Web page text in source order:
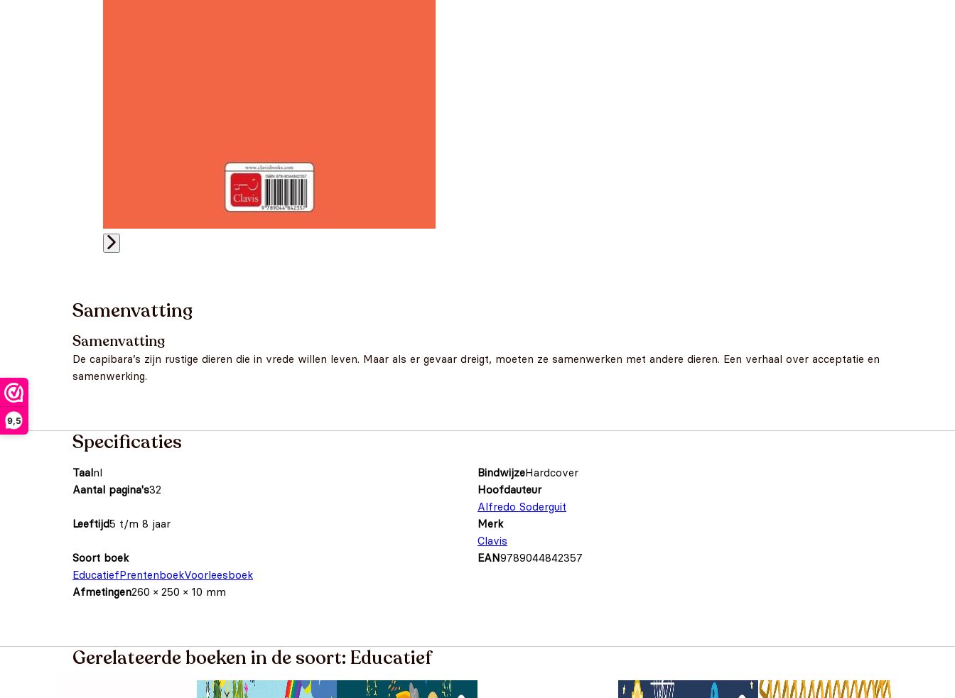
9,5
Samenvatting
Samenvatting
De capibara’s zijn rustige dieren die in vrede willen leven. Maar als er gevaar dreigt, moeten ze samenwerken met andere dieren. Een verhaal over acceptatie en
samenwerking.
Specificaties
Taalnl BindwijzeHardcover
Aantal pagina's32
Hoofdauteur
Alfredo Soderguit
Leeftijd5 t/m 8 jaar
Merk
Clavis
Soort boek
EducatiefPrentenboekVoorleesboek
EAN9789044842357
Afmetingen260 × 250 × 10 mm
Gerelateerde boeken in de soort: Educatief